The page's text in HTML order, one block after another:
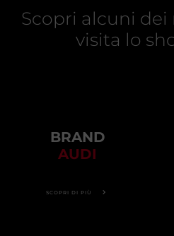
Scopri alcuni
visita lo
BRAND
AUDI
SCOPRI DI PIÙ